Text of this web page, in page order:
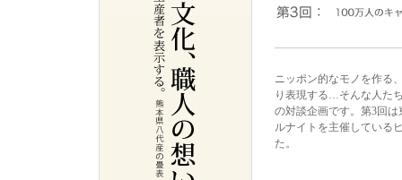
ニッポン的なモノを作る
り表現する…そんな人た
の対談企画です。第3回
ルナイトを主催している
た。